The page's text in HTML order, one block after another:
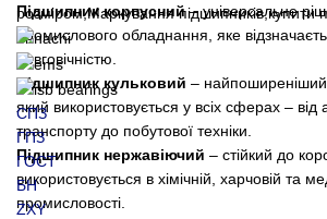
Підшипник корпусний– універсальне
промислового обладнання, яке
довговічністю.
Підшипник кульковий – найпоширеніший
який використовується у всіх сферах – від
транспорту до побутової техніки.
Підшипник нержавіючий – стійкий до
використовується в хімічній, харчовій та
промисловості.
СПЗ
ГПЗ
ГОСТ
БН
ZXY